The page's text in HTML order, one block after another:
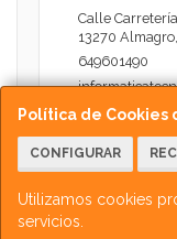
Política de
CONFIGURAR
Utilizamos cookies
servicios.
Calle
13270 Almagro,
649601490
Horario
Atención Web -